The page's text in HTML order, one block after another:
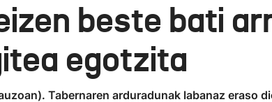
beste bati
egotzita
Tabernaren arduradunak labanaz eraso